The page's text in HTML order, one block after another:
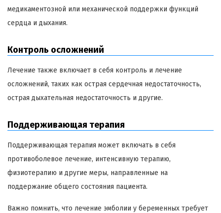
медикаментозной или механической поддержки функций
сердца и дыхания.
Контроль осложнений
Лечение также включает в себя контроль и лечение
осложнений, таких как острая сердечная недостаточность,
острая дыхательная недостаточность и другие.
Поддерживающая терапия
Поддерживающая терапия может включать в себя
противоболевое лечение, интенсивную терапию,
физиотерапию и другие меры, направленные на
поддержание общего состояния пациента.
Важно помнить, что лечение эмболии у беременных требует